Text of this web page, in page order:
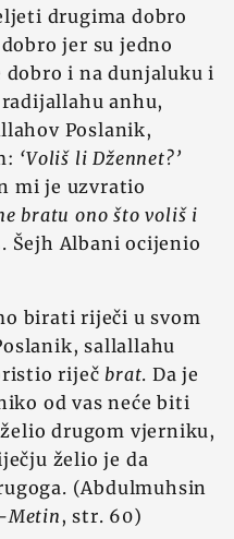
drugima dobro
jer su jedno
i na dunjaluku i
anhu,
Poslanik,
‘Voliš li Džennet?’
mi je uzvratio
bratu ono što voliš i
Šejh Albani ocijenio
birati riječi u svom
sallallahu
riječ brat. Da je
od vas neće biti
drugom vjerniku,
želio je da
(Abdulmuhsin
, str. 60)